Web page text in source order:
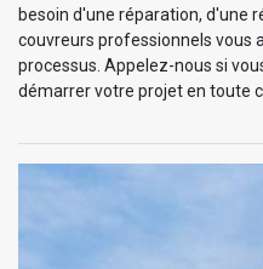
besoin d'une réparation, d'une
couvreurs professionnels vous
processus. Appelez-nous si
démarrer votre projet en toute